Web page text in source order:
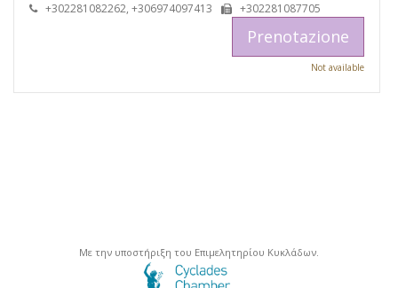
+302281082262, +306974097413 +302281087705
Prenotazione
Not available
Με την υποστήριξη του Επιμελητηρίου Κυκλάδων.